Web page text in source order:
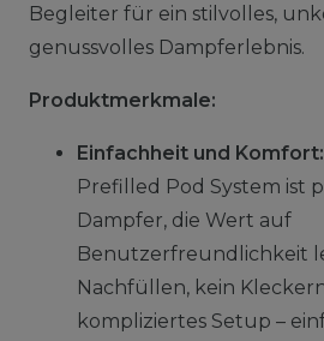
Begleiter für ein stilvolles,
genussvolles Dampferlebnis.
Produktmerkmale:
Einfachheit und Komfort:
Prefilled Pod System ist
Dampfer, die Wert auf
Benutzerfreundlichkeit
Nachfüllen, kein
kompliziertes Setup –